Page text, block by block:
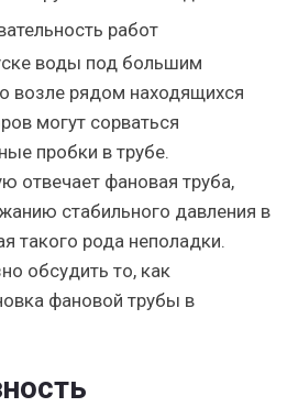
воды под большим
возле рядом находящихся
могут сорваться
пробки в трубе.
отвечает фановая труба,
стабильного давления в
такого рода неполадки.
обсудить то, как
фановой трубы в